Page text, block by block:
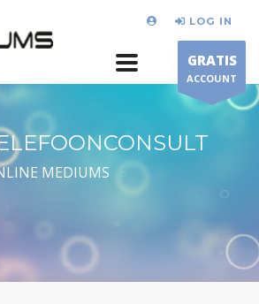
LOG IN
GRATIS
ACCOUNT
MEDIUMS